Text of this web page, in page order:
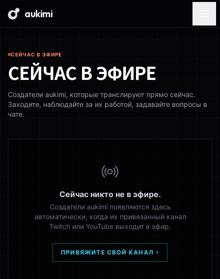
aukimi
СЕЙЧАС В ЭФИРЕ
СЕЙЧАС В ЭФИРЕ
Создатели aukimi, которые транслируют прямо сейчас.
Заходите, наблюдайте за их работой, задавайте вопросы в
чате.
Сейчас никто не в эфире.
Создатели aukimi появляются здесь
автоматически, когда их привязанный канал
Twitch или YouTube выходит в эфир.
ПРИВЯЖИТЕ СВОЙ КАНАЛ